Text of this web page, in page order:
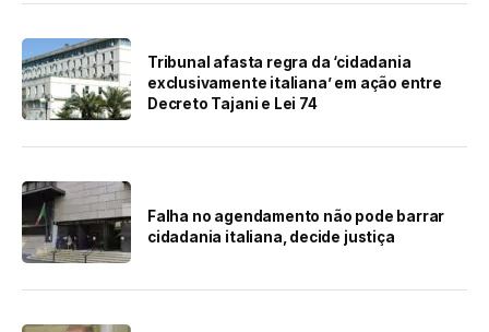
Tribunal afasta regra da ‘cidadania
exclusivamente italiana’ em ação entre
Decreto Tajani e Lei 74
Falha no agendamento não pode barrar
cidadania italiana, decide justiça